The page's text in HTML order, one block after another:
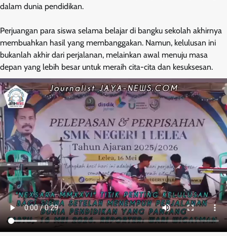
dalam dunia pendidikan.
Perjuangan para siswa selama belajar di bangku sekolah akhirnya
membuahkan hasil yang membanggakan. Namun, kelulusan ini
bukanlah akhir dari perjalanan, melainkan awal menuju masa
depan yang lebih besar untuk meraih cita-cita dan kesuksesan.